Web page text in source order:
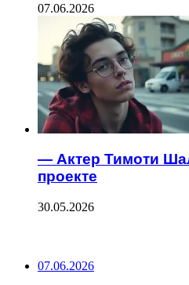
07.06.2026
— Актер Тимоти
проекте
30.05.2026
07.06.2026